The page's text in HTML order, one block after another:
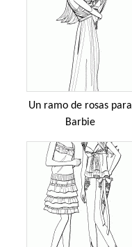
Un ramo de rosas para
Barbie